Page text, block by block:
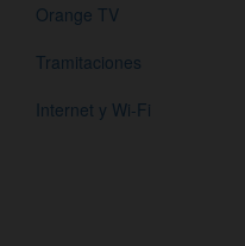
Orange TV
Tramitaciones
Internet y Wi-Fi